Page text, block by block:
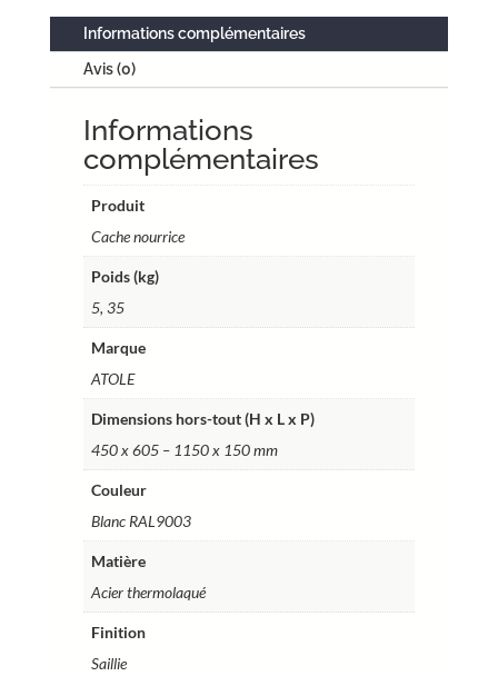
450
x
ZHNR02
Informations complémentaires
Avis (0)
Informations
complémentaires
Produit
Cache nourrice
Poids (kg)
5, 35
Marque
ATOLE
Dimensions hors-tout (H x L x P)
450 x 605 – 1150 x 150 mm
Couleur
Blanc RAL9003
Matière
Acier thermolaqué
Finition
Saillie